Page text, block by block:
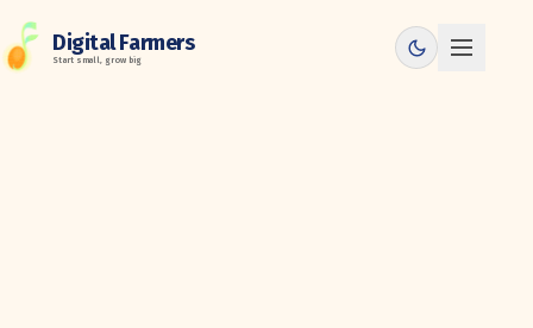
Digital Farmers
Start small, grow big